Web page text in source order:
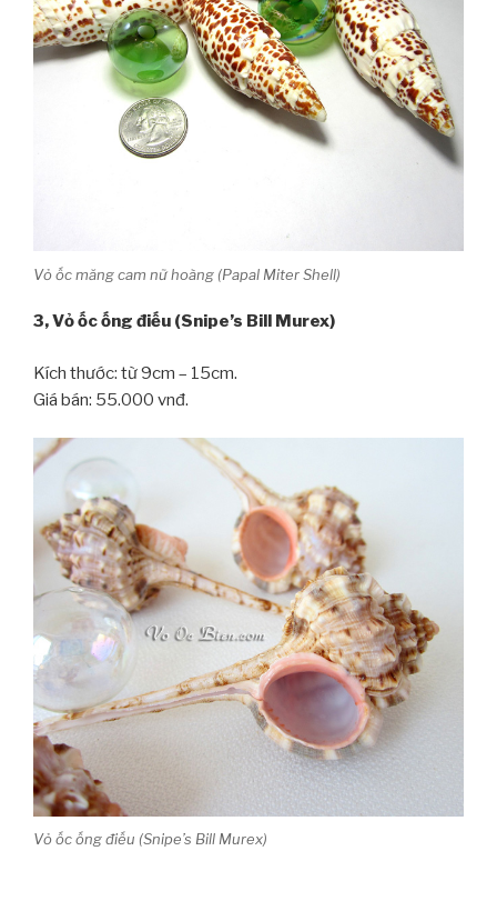
Vỏ ốc măng cam nữ hoàng (Papal Miter Shell)
3, Vỏ ốc ống điếu (Snipe’s Bill Murex)
Kích thước: từ 9cm – 15cm.
Giá bán: 55.000 vnđ.
Vỏ ốc ống điếu (Snipe’s Bill Murex)